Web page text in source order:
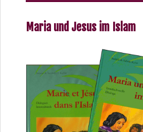
Maria und Jesus im Islam